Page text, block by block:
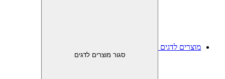
מוצרים לדגים
סגור מוצרים לדגים